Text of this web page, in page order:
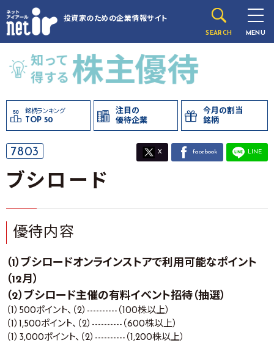
投資家のための企業情報サイト
SEARCH MENU
銘柄ランキング
TOP 50
注目の
優待企業
今月の割当
銘柄
7803 X facebook LINE
ブシロード
優待内容
（1）ブシロードオンラインストアで利用可能なポイント
（12月）
（2）ブシロード主催の有料イベント招待（抽選）
（1）500ポイント、（2）----------（100株以上）
（1）1,500ポイント、（2）----------（600株以上）
（1）3,000ポイント、（2）----------（1,200株以上）